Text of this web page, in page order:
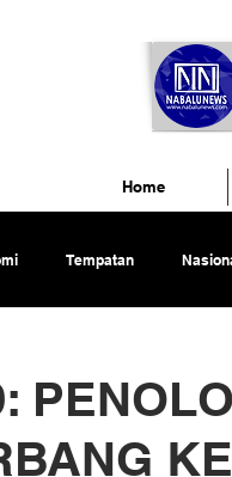
Tempatan
Home